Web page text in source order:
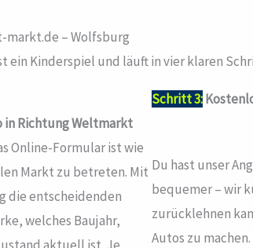
– Wolfsburg
ein Kinderspiel und läuft in vier klaren
in Richtung Weltmarkt
Online-Formular ist wie
Markt zu betreten. Mit
die entscheidenden
welches Baujahr,
aktuell ist. Je
Schritt 3:
Du hast unser
bequemer – wir
zurücklehnen
Autos zu